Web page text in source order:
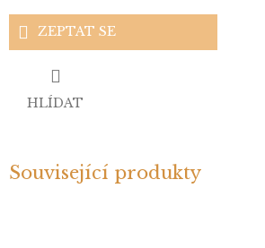
ZEPTAT SE
HLÍDAT
Související produkty